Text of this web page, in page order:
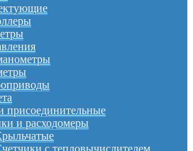
присоединительные
и расходомеры